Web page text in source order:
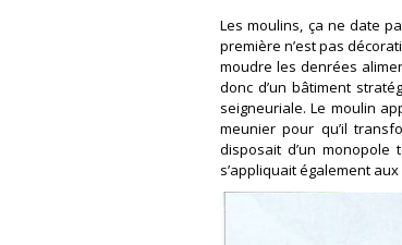
Les moulins, ça ne date
première n’est pas
moudre les denrées
donc d’un bâtiment
seigneuriale. Le moulin
meunier pour qu’il
disposait d’un
s’appliquait également